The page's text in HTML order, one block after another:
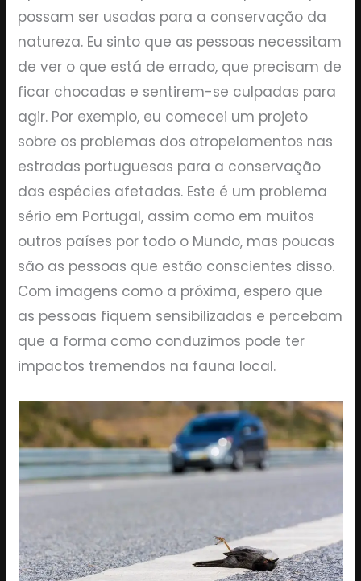
possam ser usadas para a conservação da
natureza. Eu sinto que as pessoas necessitam
de ver o que está de errado, que precisam de
ficar chocadas e sentirem-se culpadas para
agir. Por exemplo, eu comecei um projeto
sobre os problemas dos atropelamentos nas
estradas portuguesas para a conservação
das espécies afetadas. Este é um problema
sério em Portugal, assim como em muitos
outros países por todo o Mundo, mas poucas
são as pessoas que estão conscientes disso.
Com imagens como a próxima, espero que
as pessoas fiquem sensibilizadas e percebam
que a forma como conduzimos pode ter
impactos tremendos na fauna local.